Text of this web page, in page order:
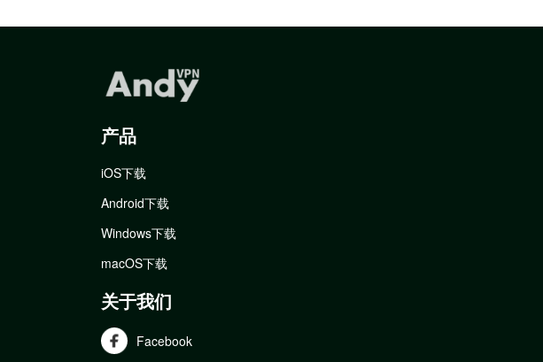
产品
iOS下载
Android下载
Windows下载
macOS下载
关于我们
Facebook